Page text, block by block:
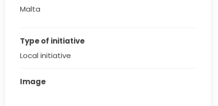
Malta
Type of initiative
Local initiative
Image